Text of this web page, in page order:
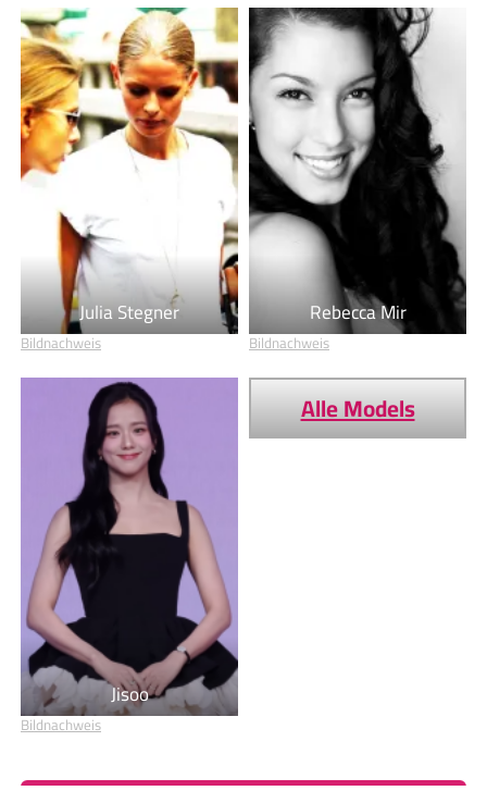
Julia Stegner
Bildnachweis
Rebecca Mir
Bildnachweis
Jisoo
Bildnachweis
Alle Models